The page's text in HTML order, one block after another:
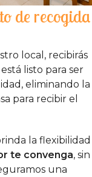
de recogida
local, recibirás
listo para ser
eliminando la
para recibir el
la flexibilidad
te convenga, sin
una